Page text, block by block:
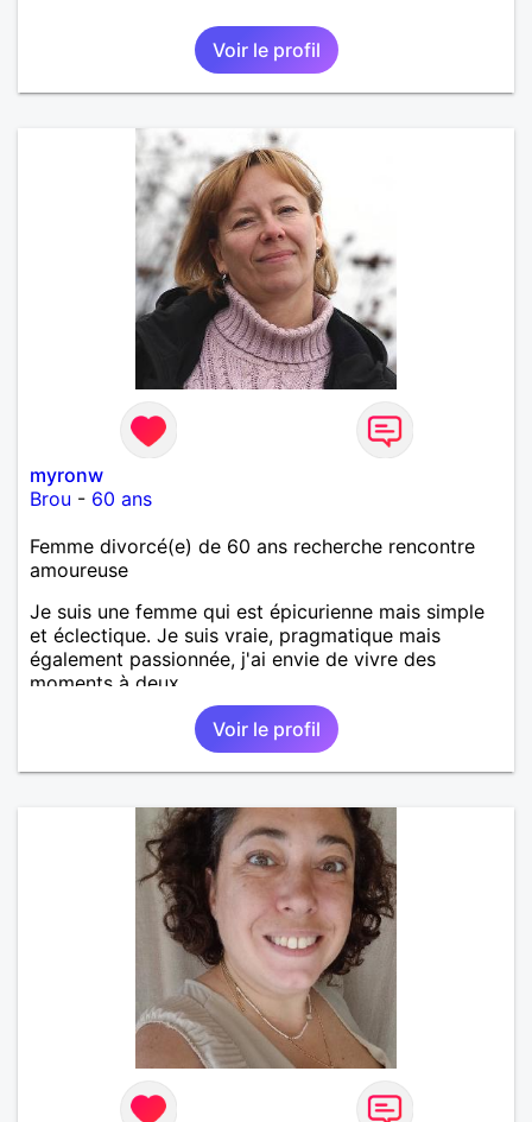
Voir le profil
myronw
Brou - 60 ans
Femme divorcé(e) de 60 ans recherche rencontre
amoureuse
Je suis une femme qui est épicurienne mais simple
et éclectique. Je suis vraie, pragmatique mais
également passionnée, j'ai envie de vivre des
moments à deux.
Voir le profil